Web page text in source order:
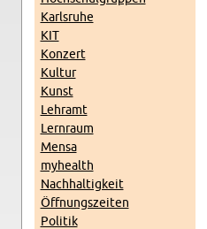
Karls­ru­he
KIT
Kon­zert
Kul­tur
Kunst
Lehr­amt
Lern­raum
Mensa
myhe­alth
Nach­hal­tig­keit
Öff­nungs­zei­ten
Po­li­tik